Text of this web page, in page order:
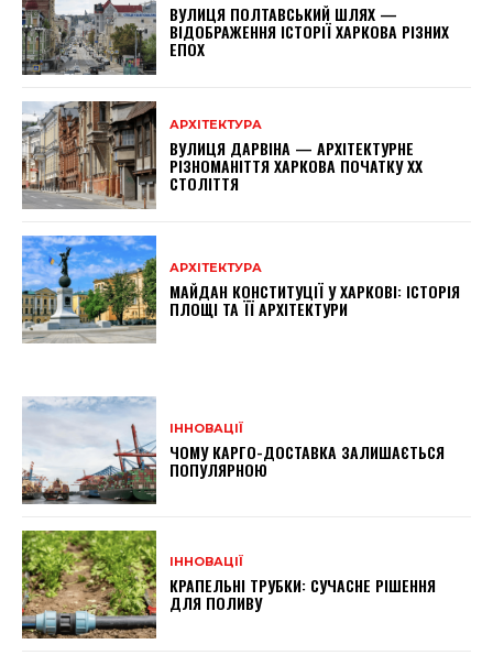
ВУЛИЦЯ ПОЛТАВСЬКИЙ ШЛЯХ —
ВІДОБРАЖЕННЯ ІСТОРІЇ ХАРКОВА РІЗНИХ
ЕПОХ
АРХІТЕКТУРА
ВУЛИЦЯ ДАРВІНА — АРХІТЕКТУРНЕ
РІЗНОМАНІТТЯ ХАРКОВА ПОЧАТКУ XX
СТОЛІТТЯ
АРХІТЕКТУРА
МАЙДАН КОНСТИТУЦІЇ У ХАРКОВІ: ІСТОРІЯ
ПЛОЩІ ТА ЇЇ АРХІТЕКТУРИ
ІННОВАЦІЇ
ЧОМУ КАРГО-ДОСТАВКА ЗАЛИШАЄТЬСЯ
ПОПУЛЯРНОЮ
ІННОВАЦІЇ
КРАПЕЛЬНІ ТРУБКИ: СУЧАСНЕ РІШЕННЯ
ДЛЯ ПОЛИВУ